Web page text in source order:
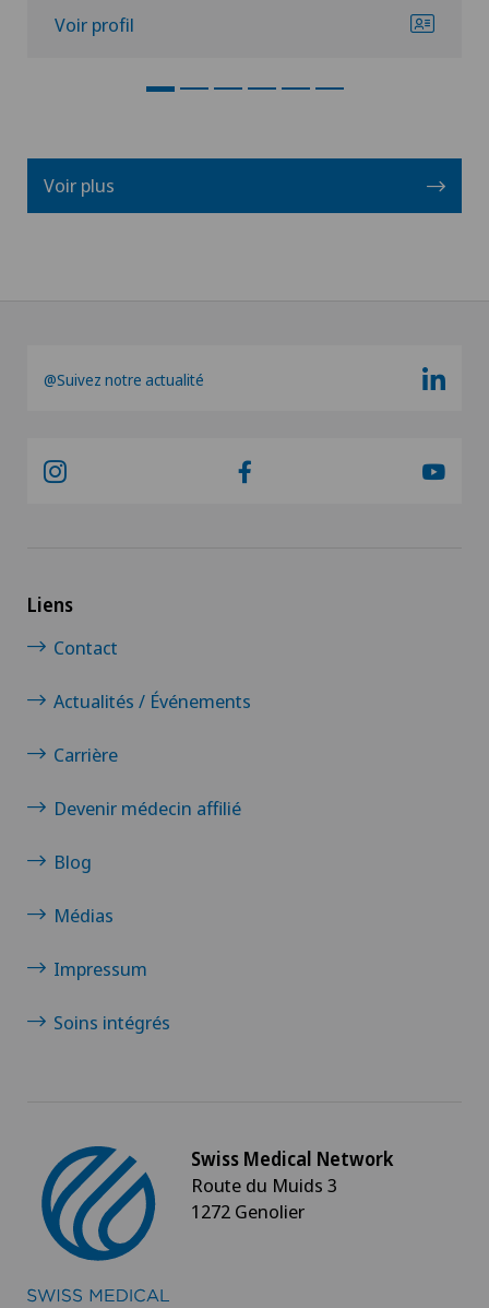
Voir profil
Voir plus
@Suivez notre actualité
Liens
Contact
Actualités / Événements
Carrière
Devenir médecin affilié
Blog
Médias
Impressum
Soins intégrés
Swiss Medical Network
Route du Muids 3
1272 Genolier